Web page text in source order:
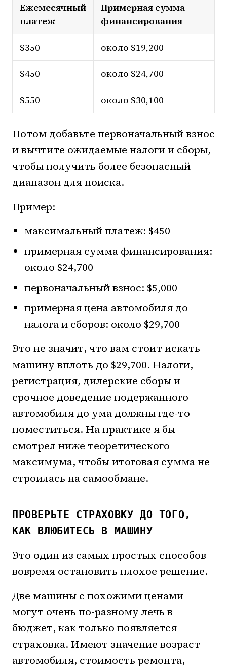
Ежемесячный
платеж
Примерная сумма
финансирования
$350 около $19,200
$450 около $24,700
$550 около $30,100
Потом добавьте первоначальный взнос
и вычтите ожидаемые налоги и сборы,
чтобы получить более безопасный
диапазон для поиска.
Пример:
максимальный платеж: $450
примерная сумма финансирования:
около $24,700
первоначальный взнос: $5,000
примерная цена автомобиля до
налога и сборов: около $29,700
Это не значит, что вам стоит искать
машину вплоть до $29,700. Налоги,
регистрация, дилерские сборы и
срочное доведение подержанного
автомобиля до ума должны где-то
поместиться. На практике я бы
смотрел ниже теоретического
максимума, чтобы итоговая сумма не
строилась на самообмане.
ПРОВЕРЬТЕ СТРАХОВКУ ДО ТОГО,
КАК ВЛЮБИТЕСЬ В МАШИНУ
Это один из самых простых способов
вовремя остановить плохое решение.
Две машины с похожими ценами
могут очень по-разному лечь в
бюджет, как только появляется
страховка. Имеют значение возраст
автомобиля, стоимость ремонта,